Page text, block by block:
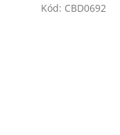
Kód: CBD0692